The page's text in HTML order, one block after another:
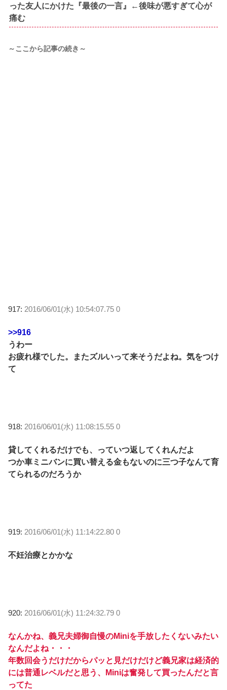
った友人にかけた『最後の一言』←後味が悪すぎて心が
痛む
～ここから記事の続き～
917: 2016/06/01(水) 10:54:07.75 0
>>916
うわー
お疲れ様でした。またズルいって来そうだよね。気をつけ
て
918: 2016/06/01(水) 11:08:15.55 0
貸してくれるだけでも、っていつ返してくれんだよ
つか車ミニバンに買い替える金もないのに三つ子なんて育
てられるのだろうか
919: 2016/06/01(水) 11:14:22.80 0
不妊治療とかかな
920: 2016/06/01(水) 11:24:32.79 0
なんかね、義兄夫婦御自慢のMiniを手放したくないみたい
なんだよね・・・
年数回会うだけだからパッと見だけだけど義兄家は経済的
には普通レベルだと思う、Miniは奮発して買ったんだと言
ってた